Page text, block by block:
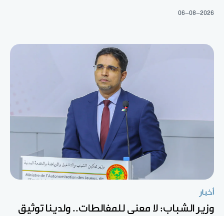
06-08-2026
أخبار
وزير الشباب: لا معنى للمغالطات.. ولدينا توثيق